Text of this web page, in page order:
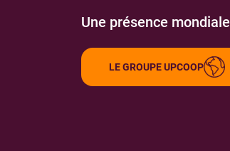
Une présence mondiale
LE GROUPE UPCOOP